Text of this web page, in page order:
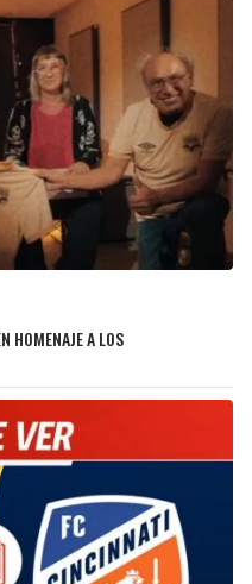
HOMENAJE A LOS